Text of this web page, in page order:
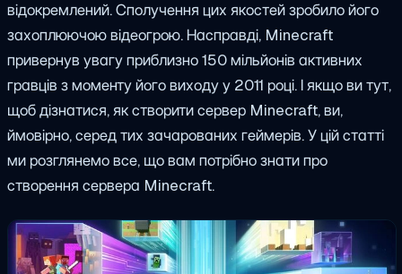
відокремлений. Сполучення цих якостей зробило його
захоплюючою відеогрою. Насправді, Minecraft
привернув увагу приблизно 150 мільйонів активних
гравців з моменту його виходу у 2011 році. І якщо ви тут,
щоб дізнатися, як створити сервер Minecraft, ви,
ймовірно, серед тих зачарованих геймерів. У цій статті
ми розглянемо все, що вам потрібно знати про
створення сервера Minecraft.